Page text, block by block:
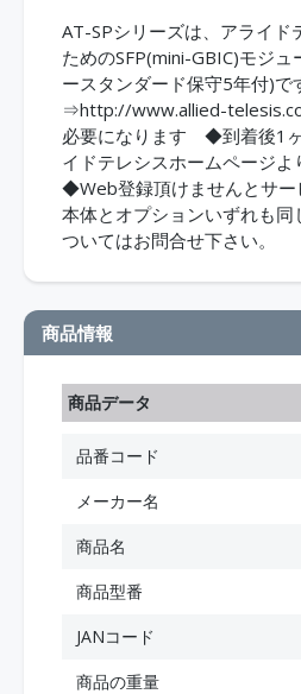
AT-SPシリーズは、アライ
ためのSFP(mini-GBIC)モジ
ースタンダード保守5年付)
⇒http://www.allied-
必要になります ◆到着後1ヶ
イドテレシスホームページ
◆Web登録頂けませんとサ
本体とオプションいずれも
ついてはお問合せ下さい。
商品情報
商品データ
品番コード
メーカー名
商品名
商品型番
JANコード
商品の重量